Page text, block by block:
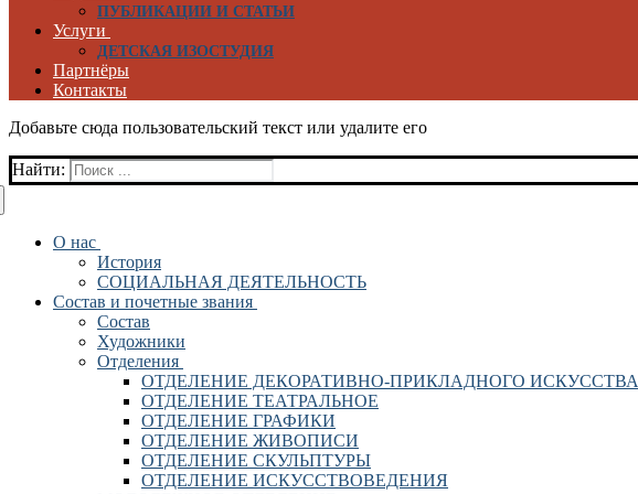
ПУБЛИКАЦИИ И СТАТЬИ
Услуги
ДЕТСКАЯ ИЗОСТУДИЯ
Партнёры
Контакты
Добавьте сюда пользовательский текст или удалите его
Найти:
О нас
История
СОЦИАЛЬНАЯ ДЕЯТЕЛЬНОСТЬ
Состав и почетные звания
Состав
Художники
Отделения
ОТДЕЛЕНИЕ ДЕКОРАТИВНО-ПРИКЛАДНОГО ИСКУССТВА
ОТДЕЛЕНИЕ ТЕАТРАЛЬНОЕ
ОТДЕЛЕНИЕ ГРАФИКИ
ОТДЕЛЕНИЕ ЖИВОПИСИ
ОТДЕЛЕНИЕ СКУЛЬПТУРЫ
ОТДЕЛЕНИЕ ИСКУССТВОВЕДЕНИЯ